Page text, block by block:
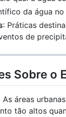
da água no
: Práticas
de
Sobre o
As áreas
tão altos